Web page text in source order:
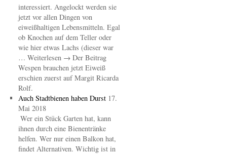
interessiert. Angelockt werden sie
jetzt vor allen Dingen von
eiweißhaltigen Lebensmitteln. Egal
ob Knochen auf dem Teller oder
wie hier etwas Lachs (dieser war
… Weiterlesen → Der Beitrag
Wespen brauchen jetzt Eiweiß
erschien zuerst auf Margit Ricarda
Rolf.
Auch Stadtbienen haben Durst 17.
Mai 2018
Wer ein Stück Garten hat, kann
ihnen durch eine Bienentränke
helfen. Wer nur einen Balkon hat,
findet Alternativen. Wichtig ist in